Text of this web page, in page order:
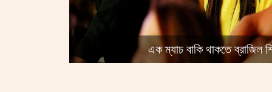
এক ম্যাচ বাকি থাকতে ব্রাজিল